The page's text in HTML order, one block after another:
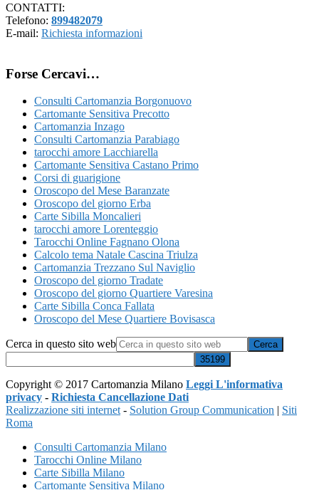
CONTATTI:
Telefono: 899482079
E-mail: Richiesta informazioni
Forse Cercavi…
Consulti Cartomanzia Borgonuovo
Cartomante Sensitiva Precotto
Cartomanzia Inzago
Consulti Cartomanzia Parabiago
tarocchi amore Lacchiarella
Cartomante Sensitiva Castano Primo
Corsi di guarigione
Oroscopo del Mese Baranzate
Oroscopo del giorno Erba
Carte Sibilla Moncalieri
tarocchi amore Lorenteggio
Tarocchi Online Fagnano Olona
Calcolo tema Natale Cascina Triulza
Cartomanzia Trezzano Sul Naviglio
Oroscopo del giorno Tradate
Oroscopo del giorno Quartiere Varesina
Carte Sibilla Conca Fallata
Oroscopo del Mese Quartiere Bovisasca
Cerca in questo sito web
Copyright © 2017 Cartomanzia Milano Leggi L'informativa
privacy - Richiesta Cancellazione Dati
Realizzazione siti internet - Solution Group Communication | Siti
Roma
Consulti Cartomanzia Milano
Tarocchi Online Milano
Carte Sibilla Milano
Cartomante Sensitiva Milano